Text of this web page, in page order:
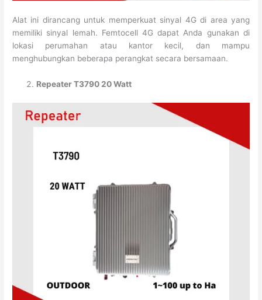
Alat ini dirancang untuk memperkuat sinyal 4G di area yang
memiliki sinyal lemah. Femtocell 4G dapat Anda gunakan di
lokasi perumahan atau kantor kecil, dan mampu
menghubungkan beberapa perangkat secara bersamaan.
Repeater T3790 20 Watt